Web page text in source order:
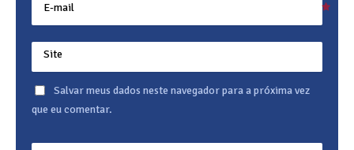
E-mail
Site
Salvar meus dados neste navegador para a próxima vez
que eu comentar.